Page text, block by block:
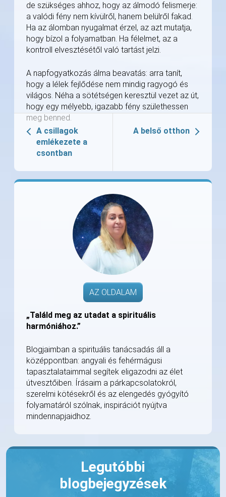
de szükséges ahhoz, hogy az álmodó felismerje:
a valódi fény nem kívülről, hanem belülről fakad.
Ha az álomban nyugalmat érzel, az azt mutatja,
hogy bízol a folyamatban. Ha félelmet, az a
kontroll elvesztésétől való tartást jelzi.
A napfogyatkozás álma beavatás: arra tanít,
hogy a lélek fejlődése nem mindig ragyogó és
világos. Néha a sötétségen keresztül vezet az út,
hogy egy mélyebb, igazabb fény születhessen
meg benned.
A csillagok
emlékezete a
csontban
A belső otthon
AZ OLDALAM
„Találd meg az utadat a spirituális
harmóniához.”
Blogjaimban a spirituális tanácsadás áll a
középpontban: angyali és fehérmágusi
tapasztalataimmal segítek eligazodni az élet
útvesztőiben. Írásaim a párkapcsolatokról,
szerelmi kötésekről és az elengedés gyógyító
folyamatáról szólnak, inspirációt nyújtva
mindennapjaidhoz.
Legutóbbi
blogbejegyzések